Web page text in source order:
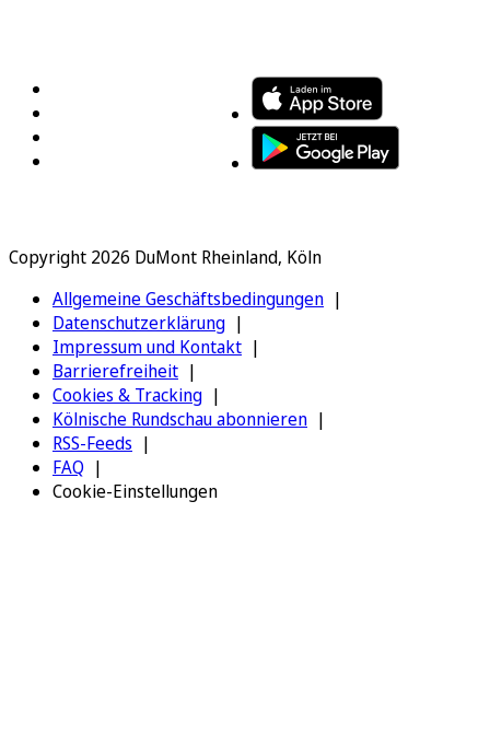
Copyright 2026 DuMont Rheinland, Köln
Allgemeine Geschäftsbedingungen
Datenschutzerklärung
Impressum und Kontakt
Barrierefreiheit
Cookies & Tracking
Kölnische Rundschau abonnieren
RSS-Feeds
FAQ
Cookie-Einstellungen